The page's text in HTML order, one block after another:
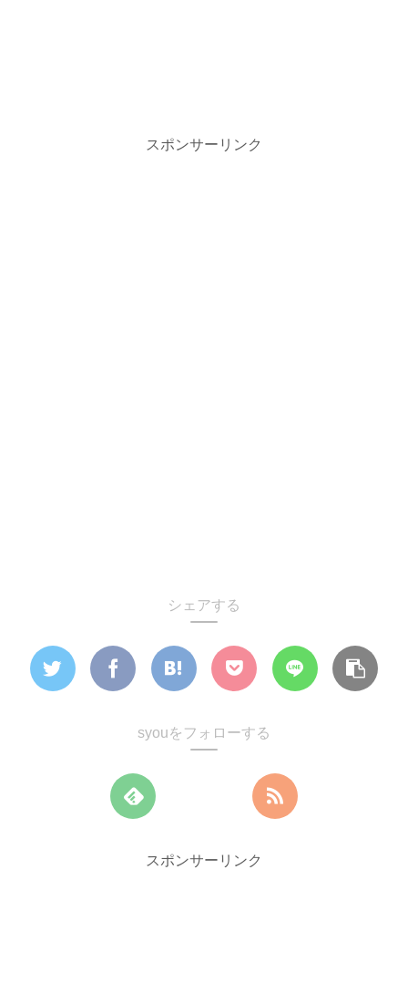
スポンサーリンク
シェアする
syouをフォローする
スポンサーリンク